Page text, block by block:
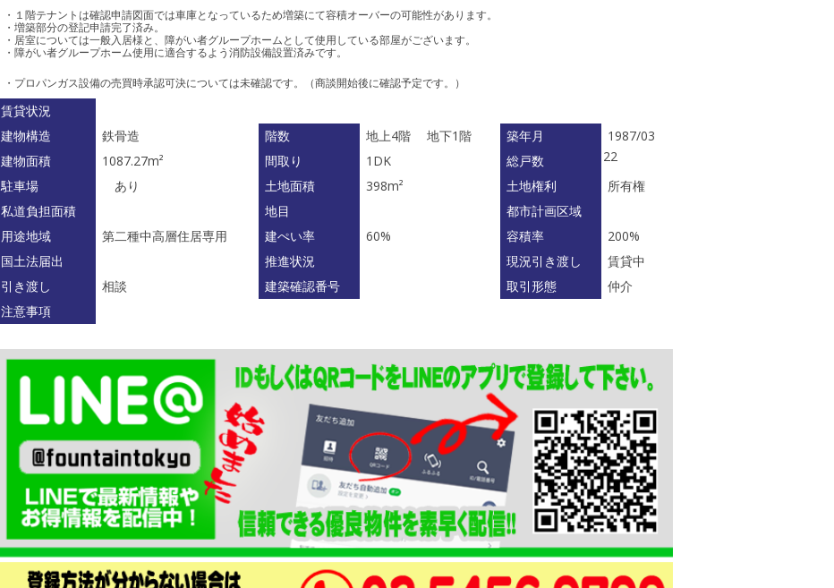
・１階テナントは確認申請図面では車庫となっているため増築にて容積オーバーの可能性があります。
・増築部分の登記申請完了済み。
・居室については一般入居様と、障がい者グループホームとして使用している部屋がございます。
・障がい者グループホーム使用に適合するよう消防設備設置済みです。
・プロパンガス設備の売買時承認可決については未確認です。（商談開始後に確認予定です。）
賃貸状況
建物構造
鉄骨造 階数 地上4階 地下1階 築年月
1987/03
建物面積
1087.27m² 間取り 1DK 総戸数
22
駐車場
あり 土地面積 398m² 土地権利
所有権
私道負担面積
地目
都市計画区域
用途地域
第二種中高層住居専用 建ぺい率 60% 容積率
200%
国土法届出
推進状況 現況引き渡し
賃貸中
引き渡し
相談 建築確認番号 取引形態
仲介
注意事項